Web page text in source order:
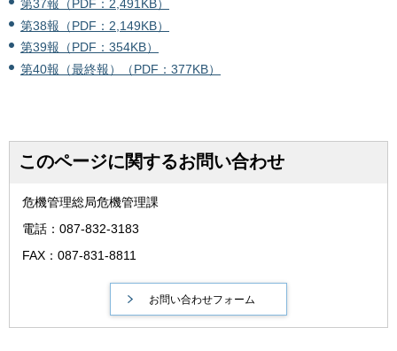
第37報（PDF：2,491KB）
第38報（PDF：2,149KB）
第39報（PDF：354KB）
第40報（最終報）（PDF：377KB）
このページに関するお問い合わせ
危機管理総局危機管理課
電話：087-832-3183
FAX：087-831-8811